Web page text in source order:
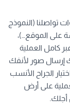
تواصلنا (النموذج
على الموقع…)،
كامل العملية
إرسال صور لأنفك
الجراح الأنسب
على أرض
أجلك.